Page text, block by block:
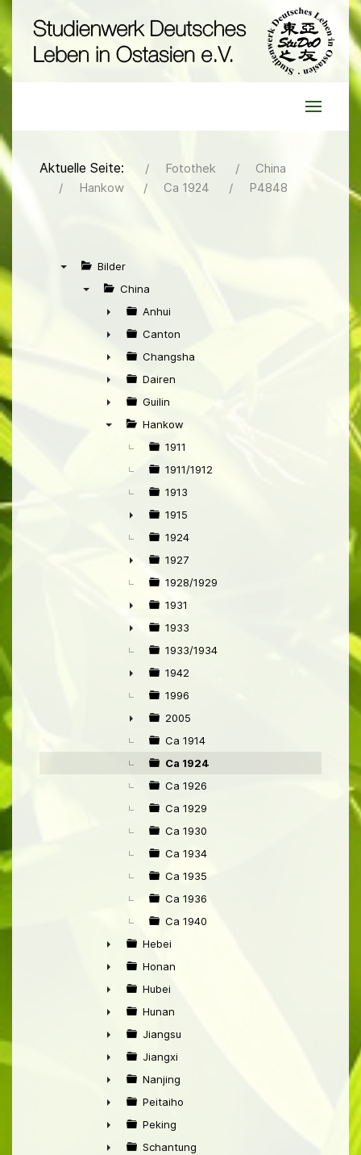
Aktuelle Seite: Fotothek
China
Hankow
Ca 1924 P4848
Bilder
China
►
Anhui
►
Canton
►
Changsha
►
Dairen
►
Guilin
Hankow
1911
1911/1912
1913
►
1915
1924
►
1927
1928/1929
►
1931
►
1933
1933/1934
►
1942
1996
►
2005
Ca 1914
Ca 1924
Ca 1926
Ca 1929
Ca 1930
Ca 1934
Ca 1935
Ca 1936
Ca 1940
►
Hebei
►
Honan
►
Hubei
►
Hunan
►
Jiangsu
►
Jiangxi
►
Nanjing
►
Peitaiho
►
Peking
Schantung